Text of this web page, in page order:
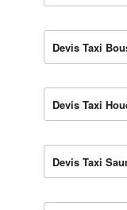
Devis Taxi
Devis Taxi
Devis Taxi